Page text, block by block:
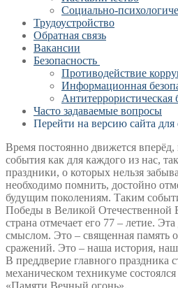
Социально-
Трудоустройство
Обратная связь
Вакансии
Безопасность
Противодействие
Информационная
Антитеррористическая
Часто задаваемые вопросы
Перейти на версию сайта
Время постоянно движется
события как для каждого из нас,
праздники, о которых нельзя
необходимо помнить, достойно
будущим поколениям. Таким
Победы в Великой Отечественной
страна отмечает его 77 – летие.
смыслом. Это – священная память
сражений. Это – наша история,
В преддверие главного праздника
механическом техникуме
«Памяти Вечный огонь».